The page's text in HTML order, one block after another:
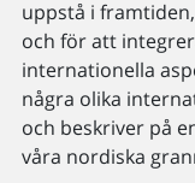
uppstå i
och för att
internationella
några olika
och beskriver på
våra nordiska